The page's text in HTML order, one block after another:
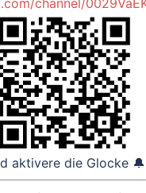
aktivere die Glocke 🔔